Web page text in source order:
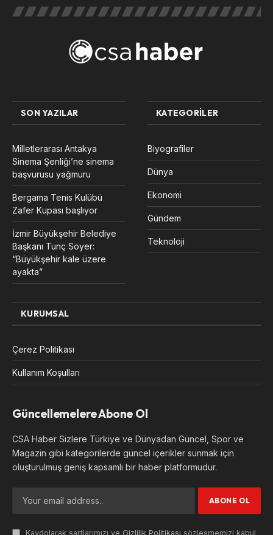
SON YAZILAR
Milletlerarası Antakya
Sinema Şenliği’ne sinema
başvurusu yağmuru
Bergama Tenis Kulübü
Zafer Kupası başlıyor
İzmir Büyükşehir Belediye
Başkanı Tunç Soyer:
“Büyükşehir kale üzere
ayakta”
KATEGORILER
Biyografiler
Dünya
Ekonomi
Gündem
Teknoloji
KURUMSAL
Çerez Politikası
Kullanım Koşulları
Güncellemelere Abone Ol
CSA Haber Sizlere Türkiye ve Dünyadan Güncel, Spor ve
Magazin gibi kategorilerde güncel içerikler sunmak için
oluşturulmuş geniş kapsamlı bir haber platformudur.
Kaydolarak şartlarımızı ve Gizlilik Politikası sözleşmemizi kabul